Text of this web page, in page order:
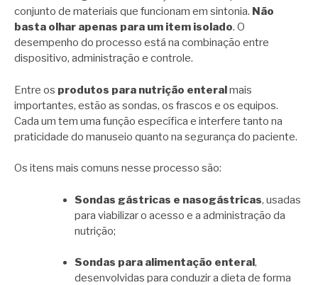
conjunto de materiais que funcionam em sintonia. Não
basta olhar apenas para um item isolado. O
desempenho do processo está na combinação entre
dispositivo, administração e controle.
Entre os produtos para nutrição enteralmais
importantes, estão as sondas, os frascos e os equipos.
Cada um tem uma função específica e interfere tanto na
praticidade do manuseio quanto na segurança do paciente.
Os itens mais comuns nesse processo são:
Sondas gástricas e nasogástricas, usadas
para viabilizar o acesso e a administração da
nutrição;
Sondas para alimentação enteral,
desenvolvidas para conduzir a dieta de forma